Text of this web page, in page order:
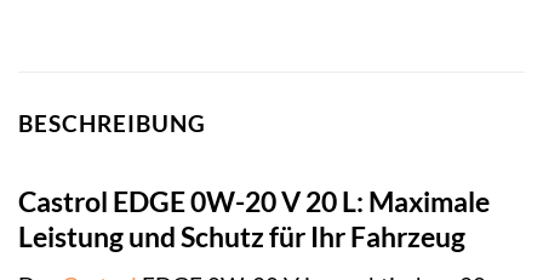
BESCHREIBUNG
Castrol EDGE 0W-20 V 20 L: Maximale
Leistung und Schutz für Ihr Fahrzeug